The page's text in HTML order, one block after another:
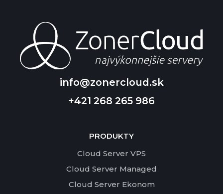
info@zonercloud.sk
+421 268 265 986
PRODUKTY
Cloud Server VPS
Cloud Server Managed
Cloud Server Ekonom